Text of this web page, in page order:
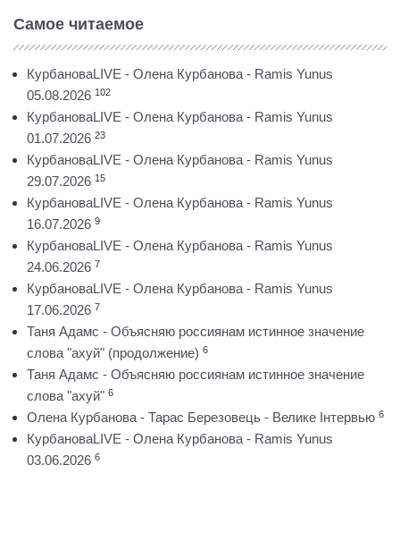
Самое читаемое
КурбановаLIVE - Олена Курбанова - Ramis Yunus
05.08.2026 102
КурбановаLIVE - Олена Курбанова - Ramis Yunus
01.07.2026 23
КурбановаLIVE - Олена Курбанова - Ramis Yunus
29.07.2026 15
КурбановаLIVE - Олена Курбанова - Ramis Yunus
16.07.2026 9
КурбановаLIVE - Олена Курбанова - Ramis Yunus
24.06.2026 7
КурбановаLIVE - Олена Курбанова - Ramis Yunus
17.06.2026 7
Таня Адамс - Объясняю россиянам истинное значение
слова "ахуй" (продолжение) 6
Таня Адамс - Объясняю россиянам истинное значение
слова "ахуй" 6
Олена Курбанова - Тарас Березовець - Велике Інтервью 6
КурбановаLIVE - Олена Курбанова - Ramis Yunus
03.06.2026 6